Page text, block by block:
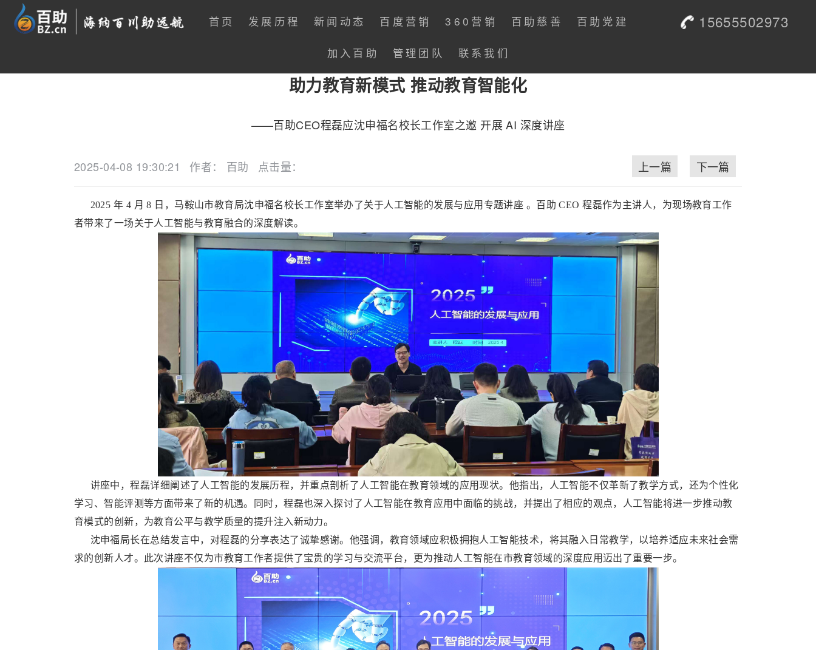
首页 发展历程 新闻动态 百度营销 360营销 百助慈善 百助党建
加入百助 管理团队 联系我们
15655502973
助力教育新模式 推动教育智能化
——百助CEO程磊应沈申福名校长工作室之邀 开展 AI 深度讲座
2025-04-08 19:30:21 作者： 百助 点击量： 下一篇
上一篇
2025 年 4 月 8 日，马鞍山市教育局沈申福名校长工作室举办了关于人工智能的发展与应用专题讲座 。百助 CEO 程磊作为主讲人，为现场教育工作
者带来了一场关于人工智能与教育融合的深度解读。
讲座中，程磊详细阐述了人工智能的发展历程，并重点剖析了人工智能在教育领域的应用现状。他指出，人工智能不仅革新了教学方式，还为个性化
学习、智能评测等方面带来了新的机遇。同时，程磊也深入探讨了人工智能在教育应用中面临的挑战，并提出了相应的观点，人工智能将进一步推动教
育模式的创新，为教育公平与教学质量的提升注入新动力。
沈申福局长在总结发言中，对程磊的分享表达了诚挚感谢。他强调，教育领域应积极拥抱人工智能技术，将其融入日常教学，以培养适应未来社会需
求的创新人才。此次讲座不仅为市教育工作者提供了宝贵的学习与交流平台，更为推动人工智能在市教育领域的深度应用迈出了重要一步。